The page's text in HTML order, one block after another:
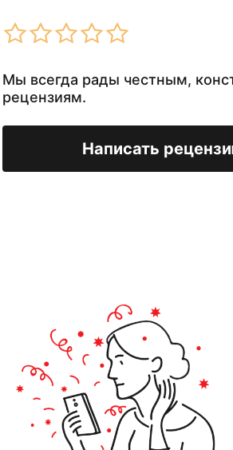
Мы всегда рады честным,
рецензиям.
Написать